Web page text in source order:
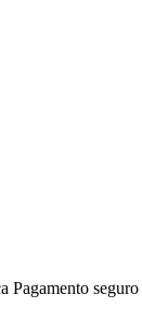
Pagamento seguro